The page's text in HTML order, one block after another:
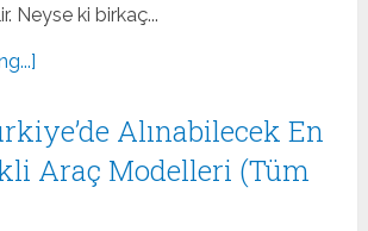
Neyse ki birkaç...
Alınabilecek En
Araç Modelleri (Tüm